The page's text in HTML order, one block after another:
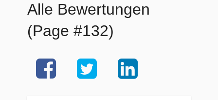
Alle Bewertungen
(Page #132)